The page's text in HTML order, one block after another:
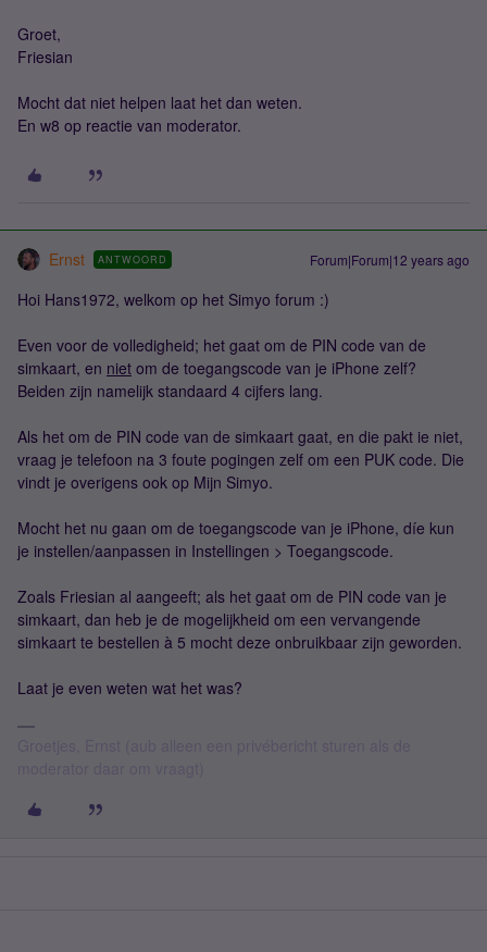
Groet,
Friesian
Mocht dat niet helpen laat het dan weten.
En w8 op reactie van moderator.
Ernst ANTWOORD Forum|Forum|12 years ago
Hoi Hans1972, welkom op het Simyo forum :)
Even voor de volledigheid; het gaat om de PIN code van de
simkaart, en niet om de toegangscode van je iPhone zelf?
Beiden zijn namelijk standaard 4 cijfers lang.
Als het om de PIN code van de simkaart gaat, en die pakt ie niet,
vraag je telefoon na 3 foute pogingen zelf om een PUK code. Die
vindt je overigens ook op Mijn Simyo.
Mocht het nu gaan om de toegangscode van je iPhone, díe kun
je instellen/aanpassen in Instellingen > Toegangscode.
Zoals Friesian al aangeeft; als het gaat om de PIN code van je
simkaart, dan heb je de mogelijkheid om een vervangende
simkaart te bestellen à 5 mocht deze onbruikbaar zijn geworden.
Laat je even weten wat het was?